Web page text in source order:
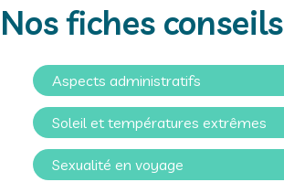
Nos fiches conseils
Aspects administratifs
Soleil et températures extrêmes
Sexualité en voyage